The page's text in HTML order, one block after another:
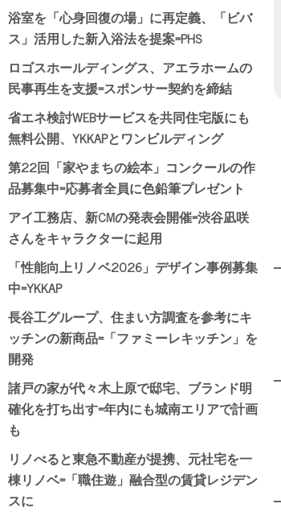
浴室を「心身回復の場」に再定義、「ビバ
ス」活用した新入浴法を提案=PHS
ロゴスホールディングス、アエラホームの
民事再生を支援=スポンサー契約を締結
省エネ検討WEBサービスを共同住宅版にも
無料公開、YKKAPとワンビルディング
第22回「家やまちの絵本」コンクールの作
品募集中=応募者全員に色鉛筆プレゼント
アイ工務店、新CMの発表会開催=渋谷凪咲
さんをキャラクターに起用
「性能向上リノベ2026」デザイン事例募集
中=YKKAP
長谷工グループ、住まい方調査を参考にキ
ッチンの新商品=「ファミーレキッチン」を
開発
諸戸の家が代々木上原で邸宅、ブランド明
確化を打ち出す=年内にも城南エリアで計画
も
リノべると東急不動産が提携、元社宅を一
棟リノベ=「職住遊」融合型の賃貸レジデン
スに